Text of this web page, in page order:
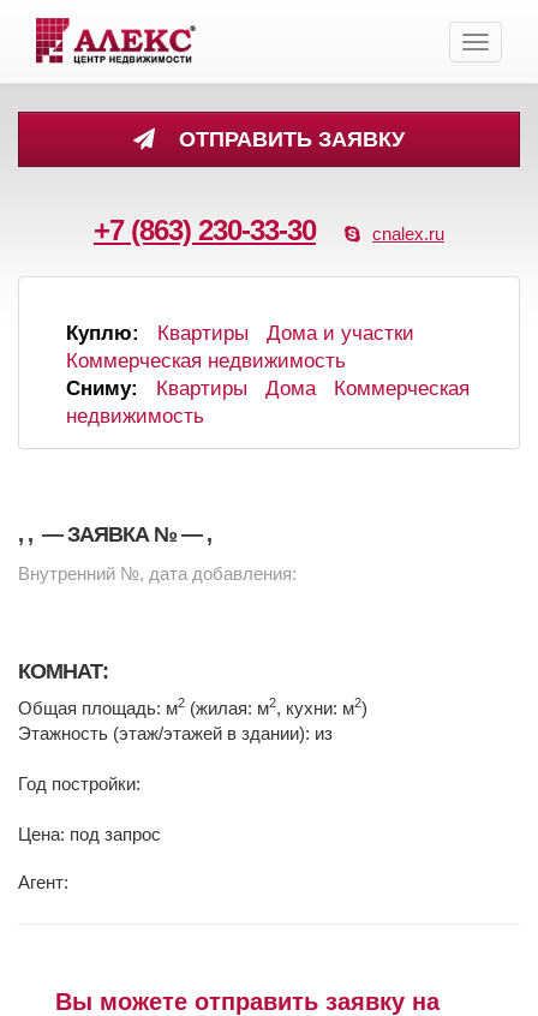
ОТПРАВИТЬ ЗАЯВКУ
+7 (863) 230-33-30 cnalex.ru
Toggle
Куплю: Квартиры
Дома и участки
Коммерческая недвижимость
Сниму:
Квартиры Дома
Коммерческая
недвижимость
, , — ЗАЯВКА № — ,
Внутренний №, дата добавления:
КОМНАТ:
Общая площадь: м2 (жилая: м2, кухни: м2)
Этажность (этаж/этажей в здании): из
Год постройки:
Цена: под запрос
Агент:
Вы можете отправить заявку на